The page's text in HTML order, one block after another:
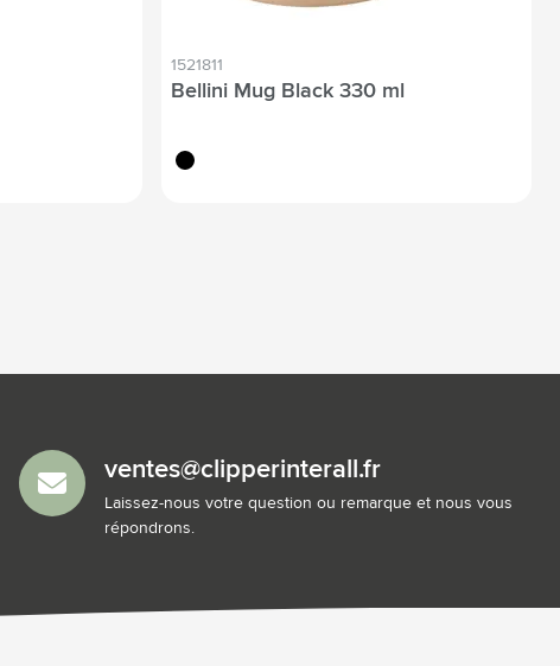
1521811
Bellini Mug Black 330 ml
noir
ventes@clipperinterall.fr
Laissez-nous votre question ou remarque et nous vous
répondrons.